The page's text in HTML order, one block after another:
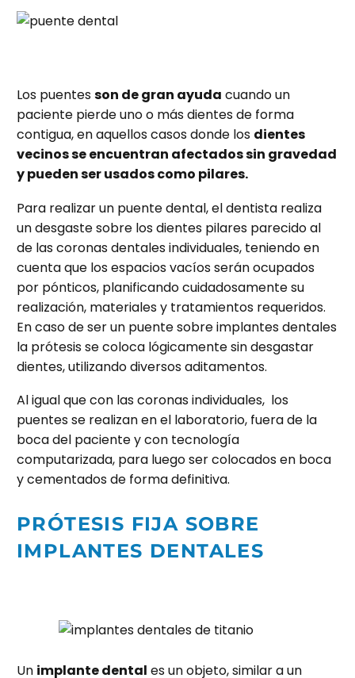
Los puentesson de gran ayuda cuando un
paciente pierde uno o más dientes de forma
contigua, en aquellos casos donde los dientes
vecinos se encuentran afectados sin gravedad
y pueden ser usados como pilares.
Para realizar un puente dental, el dentista realiza
un desgaste sobre los dientes pilares parecido al
de las coronas dentales individuales, teniendo en
cuenta que los espacios vacíos serán ocupados
por pónticos, planificando cuidadosamente su
realización, materiales y tratamientos requeridos.
En caso de ser un puente sobre implantes dentales
la prótesis se coloca lógicamente sin desgastar
dientes, utilizando diversos aditamentos.
Al igual que con las coronas individuales, los
puentes se realizan en el laboratorio, fuera de la
boca del paciente y con tecnología
computarizada, para luego ser colocados en boca
y cementados de forma definitiva.
PRÓTESIS FIJA SOBRE
IMPLANTES DENTALES
Un implante dental es un objeto, similar a un